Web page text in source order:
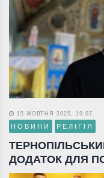
15 ЖОВТНЯ 2025, 19:07
НОВИНИ РЕЛІГІЯ
ДОДАТОК ДЛЯ